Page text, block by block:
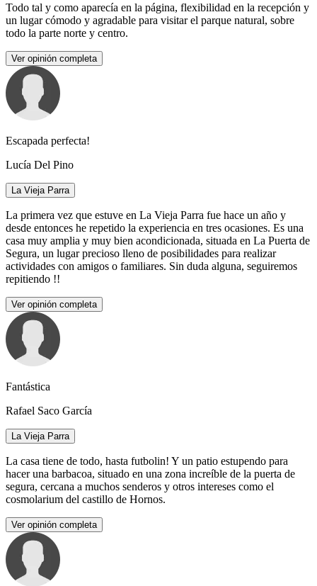
Todo tal y como aparecía en la página, flexibilidad en la recepción y
un lugar cómodo y agradable para visitar el parque natural, sobre
todo la parte norte y centro.
Ver opinión completa
Escapada perfecta!
Lucía Del Pino
La Vieja Parra
La primera vez que estuve en La Vieja Parra fue hace un año y
desde entonces he repetido la experiencia en tres ocasiones. Es una
casa muy amplia y muy bien acondicionada, situada en La Puerta de
Segura, un lugar precioso lleno de posibilidades para realizar
actividades con amigos o familiares. Sin duda alguna, seguiremos
repitiendo !!
Ver opinión completa
Fantástica
Rafael Saco García
La Vieja Parra
La casa tiene de todo, hasta futbolin! Y un patio estupendo para
hacer una barbacoa, situado en una zona increíble de la puerta de
segura, cercana a muchos senderos y otros intereses como el
cosmolarium del castillo de Hornos.
Ver opinión completa